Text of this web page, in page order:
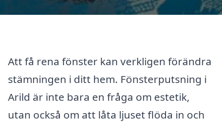
Att få rena fönster kan verkligen förändra
stämningen i ditt hem. Fönsterputsning i
Arild är inte bara en fråga om estetik,
utan också om att låta ljuset flöda in och